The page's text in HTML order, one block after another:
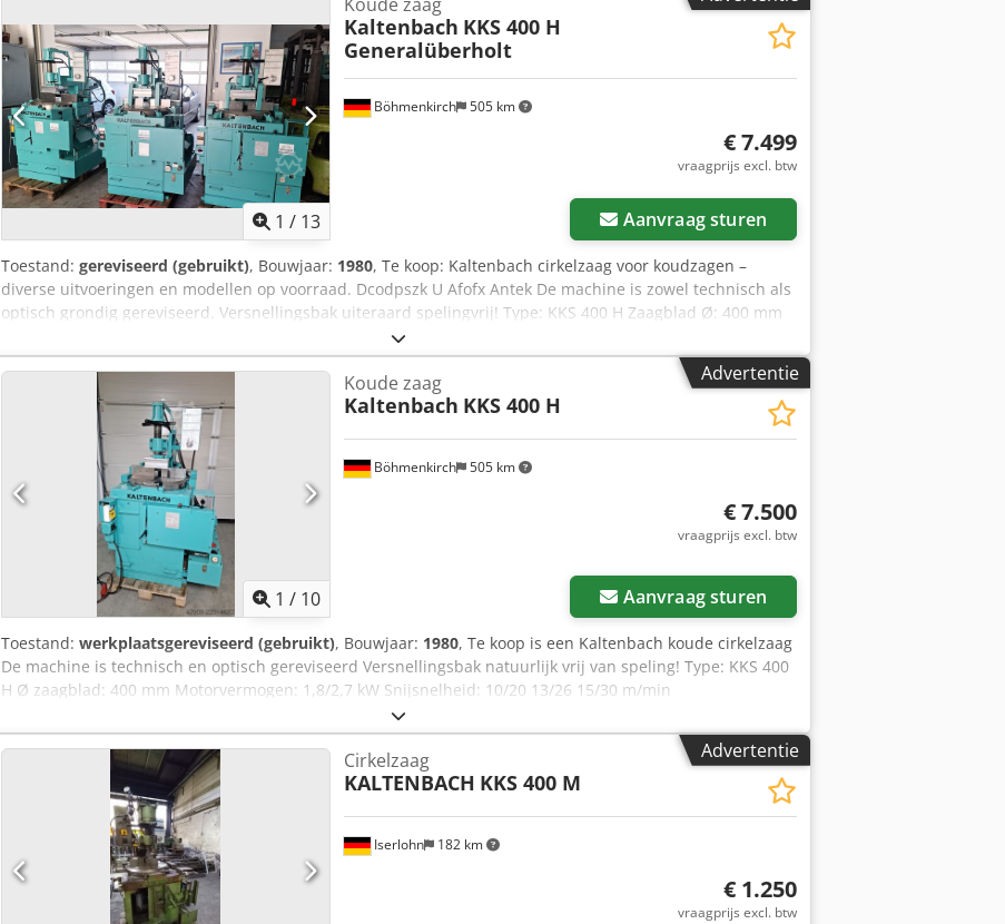
1 / 13
Böhmenkirch 505 km
Koude zaag
Kaltenbach KKS 400 H
Generalüberholt
€ 7.499
vraagprijs excl. btw
Aanvraag sturen
Toestand: gereviseerd (gebruikt), Bouwjaar: 1980, Te koop: Kaltenbach cirkelzaag voor koudzagen –
diverse uitvoeringen en modellen op voorraad. Dcodpszk U Afofx Antek De machine is zowel technisch als
optisch grondig gereviseerd. Versnellingsbak uiteraard spelingvrij! Type: KKS 400 H Zaagblad Ø: 400 mm
Motorvermogen: 1,8/2,7 kW Snijsnelheid: 10/20 13/26 15/30 m/min Voeding: 0 – 1.000 mm/min Snelle
voor-/terugloop: 1.550 mm/min Max. werkbereik: 130 mm Werkbereik vierkantmateriaal: 120 mm
Werkbereik vlakmateriaal: 305 x 20 mm Werkbereik rondmateriaal: 130 mm Min. werkbereik: 10 x 10 mm
Verstekbereik: 0° – 90° – 0° Afmetingen LxBxH: 1.080 x 900 x 1.760 mm Gewicht: 850 kg Bezichtiging /
afhalen in 89558 Boehmenkirch Verzending mogelijk op aanvraag Heftruck voor laden aanwezig.
Advertentie
1 / 10
Böhmenkirch 505 km
Koude zaag
Kaltenbach KKS 400 H
€ 7.500
vraagprijs excl. btw
Aanvraag sturen
Toestand: werkplaatsgereviseerd (gebruikt), Bouwjaar: 1980, Te koop is een Kaltenbach koude cirkelzaag
De machine is technisch en optisch gereviseerd Versnellingsbak natuurlijk vrij van speling! Type: KKS 400
H Ø zaagblad: 400 mm Motorvermogen: 1,8/2,7 kW Snijsnelheid: 10/20 13/26 15/30 m/min
Aanvoersnelheid: 0 - 1.000 mm/min Snel vooruit/achteruit: 1.550 mm/min Max. werkbereik: 130 mm
Werkbereik vierkant materiaal: 120 mm Werkbereik vlak materiaal: 305 x 20 mm Werkbereik rond
materiaal: 130 mm Werkbereik min.: 10 x 10 mm Verstekbereik: 0° - 90° - 0° Afmetingen LxBxH: 1.080 x 900
x 1.760 mm Gewicht: 850 kg Inspectie / ophalen in 89558 Boehmenkirch Verzending mogelijk op aanvraag
Vorkheftruck beschikbaar voor laden. Dcodpjzk Uz Iefx Antok
Advertentie
Iserlohn 182 km
Cirkelzaag
KALTENBACH KKS 400 M
€ 1.250
vraagprijs excl. btw